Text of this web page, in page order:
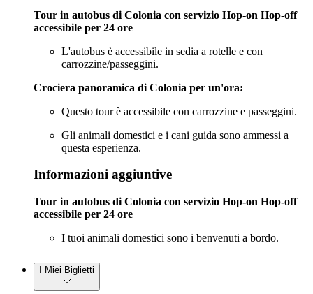
Tour in autobus di Colonia con servizio Hop-on Hop-off
accessibile per 24 ore
L'autobus è accessibile in sedia a rotelle e con
carrozzine/passeggini.
Crociera panoramica di Colonia per un'ora:
Questo tour è accessibile con carrozzine e passeggini.
Gli animali domestici e i cani guida sono ammessi a
questa esperienza.
Informazioni aggiuntive
Tour in autobus di Colonia con servizio Hop-on Hop-off
accessibile per 24 ore
I tuoi animali domestici sono i benvenuti a bordo.
I Miei Biglietti